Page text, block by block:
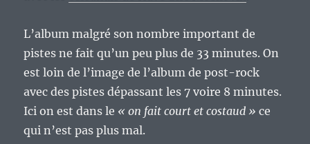
L’album malgré son nombre important de
pistes ne fait qu’un peu plus de 33 minutes. On
est loin de l’image de l’album de post-rock
avec des pistes dépassant les 7 voire 8 minutes.
Ici on est dans le « on fait court et costaud » ce
qui n’est pas plus mal.